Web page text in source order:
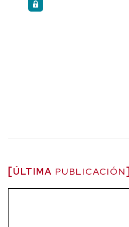
ÚLTIMA PUBLICACIÓN